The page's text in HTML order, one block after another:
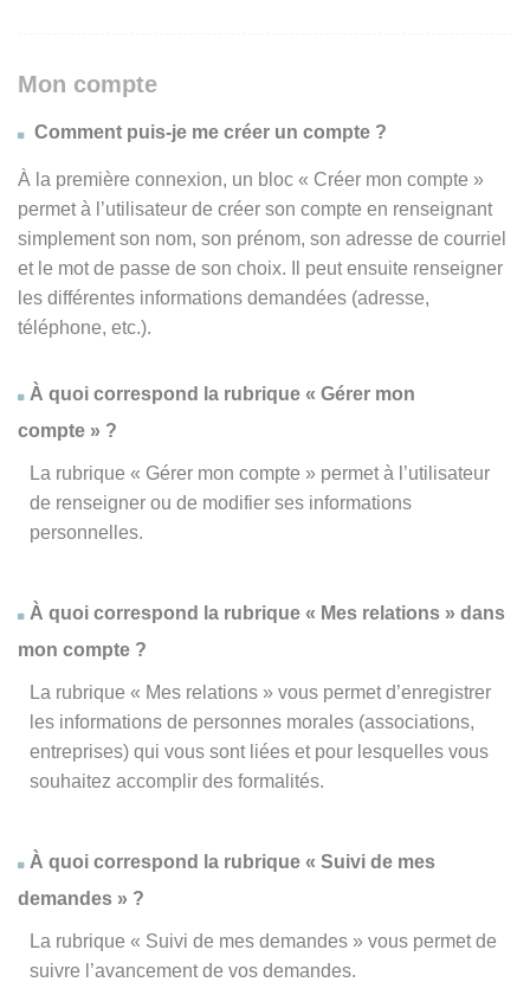
Mon compte
Comment puis-je me créer un compte ?
À la première connexion, un bloc « Créer mon compte »
permet à l’utilisateur de créer son compte en renseignant
simplement son nom, son prénom, son adresse de courriel
et le mot de passe de son choix. Il peut ensuite renseigner
les différentes informations demandées (adresse,
téléphone, etc.).
À quoi correspond la rubrique « Gérer mon
compte » ?
La rubrique « Gérer mon compte » permet à l’utilisateur
de renseigner ou de modifier ses informations
personnelles.
À quoi correspond la rubrique « Mes relations » dans
mon compte ?
La rubrique « Mes relations » vous permet d’enregistrer
les informations de personnes morales (associations,
entreprises) qui vous sont liées et pour lesquelles vous
souhaitez accomplir des formalités.
À quoi correspond la rubrique « Suivi de mes
demandes » ?
La rubrique « Suivi de mes demandes » vous permet de
suivre l’avancement de vos demandes.